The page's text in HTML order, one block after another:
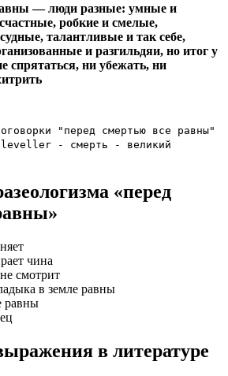
— люди разные: умные и
робкие и смелые,
талантливые и так себе,
и разгильдяи, но итог у
спрятаться, ни убежать, ни
"перед смертью все равны"
- смерть - великий
«перед
чина
смотрит
в земле равны
равны
в литературе